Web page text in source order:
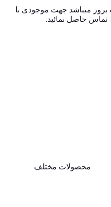
میباشد جهت موجودی با
تماس حاصل نمائید.
محصولات مختلف